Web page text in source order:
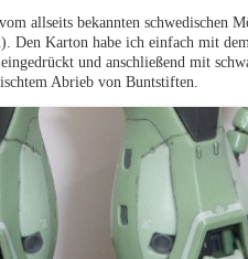
allseits bekannten schwedischen
Den Karton habe ich einfach mit
und anschließend mit
Abrieb von Buntstiften.